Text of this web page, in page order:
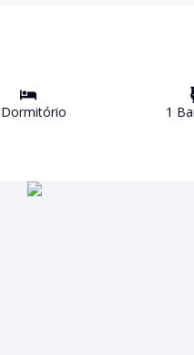
Dormitório 1